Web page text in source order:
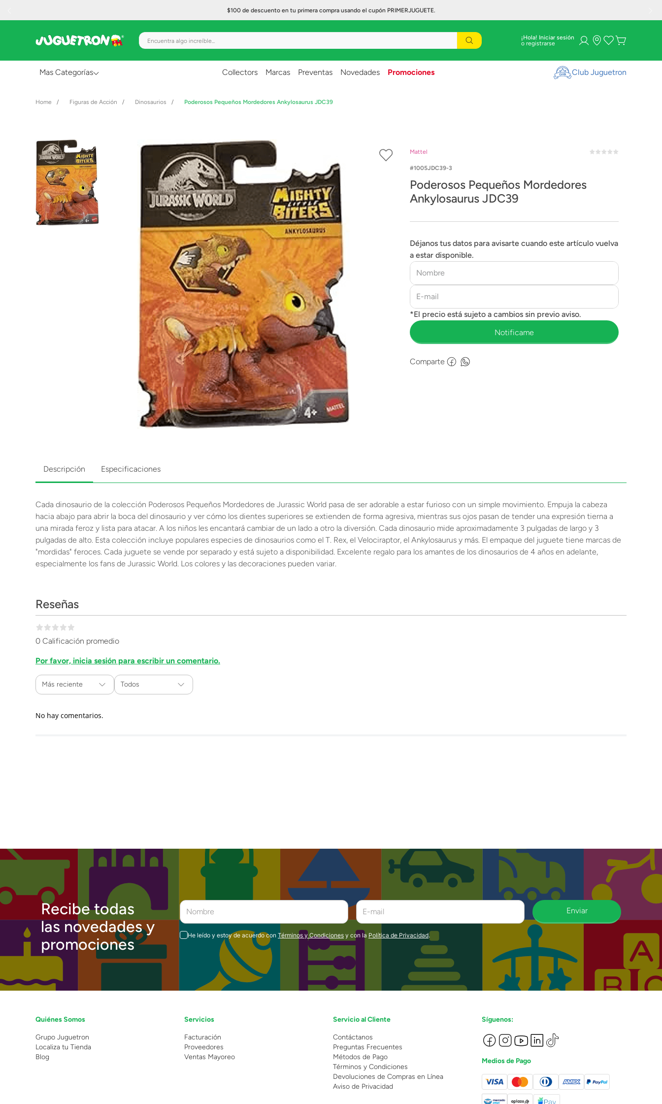
$100 de descuento en tu primera compra usando el cupón PRIMERJUGUETE.
Encuentra algo increíble... ¡Hola! Iniciar sesión
Mas Categorías
Creatividad y Arte
Figuras de Acción
Gadgets y Electrónicos
Juegos de Mesa
Collectors Marcas Preventas Novedades Promociones Club Juguetron
Figuras de Acción Dinosaurios Poderosos Pequeños Mordedores Ankylosaurus JDC39
Mattel
1005JDC39-3
Poderosos Pequeños Mordedores
Ankylosaurus JDC39
Déjanos tus datos para avisarte cuando este artículo vuelva
a estar disponible.
Comparte
Descripción Especificaciones
Cada dinosaurio de la colección Poderosos Pequeños Mordedores de Jurassic World pasa de ser adorable a estar furioso con un simple movimiento. Empuja la cabeza
hacia abajo para abrir la boca del dinosaurio y ver cómo los dientes superiores se extienden de forma agresiva, mientras sus ojos pasan de tender una expresión tierna a
una mirada feroz y lista para atacar. A los niños les encantará cambiar de un lado a otro la diversión. Cada dinosaurio mide aproximadamente 3 pulgadas de largo y 3
pulgadas de alto. Esta colección incluye populares especies de dinosaurios como el T. Rex, el Velociraptor, el Ankylosaurus y más. El empaque del juguete tiene marcas de
"mordidas" feroces. Cada juguete se vende por separado y está sujeto a disponibilidad. Excelente regalo para los amantes de los dinosaurios de 4 años en adelante,
especialmente los fans de Jurassic World. Los colores y las decoraciones pueden variar.
Reseñas
0 Calificación promedio
Por favor, inicia sesión para escribir un comentario.
Más reciente Todos
No hay comentarios.
Recibe todas
las novedades y
promociones
Enviar
He leído y estoy de acuerdo con Términos y Condiciones y con la Política de Privacidad.
Quiénes Somos
Grupo Juguetron
Localiza tu Tienda
Blog
Servicios
Facturación
Proveedores
Ventas Mayoreo
Servicio al Cliente
Contáctanos
Preguntas Frecuentes
Métodos de Pago
Términos y Condiciones
Devoluciones de Compras en Línea
Aviso de Privacidad
Síguenos:
Medios de Pago